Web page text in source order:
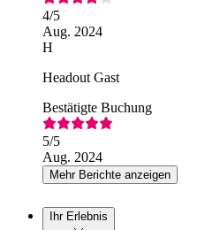
4/5
Aug. 2024
H
Headout Gast
Bestätigte Buchung
5/5
Aug. 2024
Mehr Berichte anzeigen
Ihr Erlebnis